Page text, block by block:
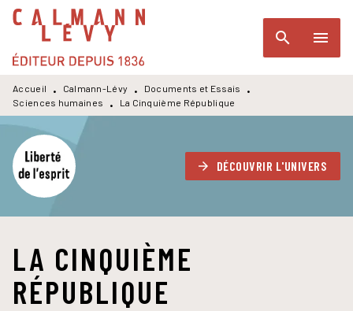
MENU RECHERCHE
PIED DE PAGE
search menu
Accueil • Calmann-Lévy • Documents et Essais
•
Sciences humaines
• La Cinquième République
arrow_forward DÉCOUVRIR L'UNIVERS
LA CINQUIÈME
RÉPUBLIQUE